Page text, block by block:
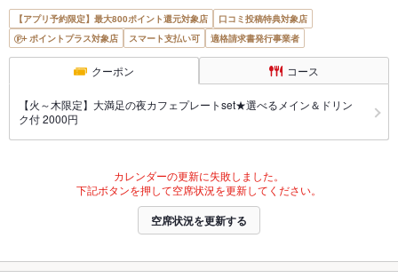
【アプリ予約限定】最大800ポイント還元対象店
口コミ投稿特典対象店
ポイントプラス対象店
スマート支払い可 適格請求書発行事業者
クーポン コース
【火～木限定】大満足の夜カフェプレートset★選べるメイン＆ドリン
ク付 2000円
カレンダーの更新に失敗しました。
下記ボタンを押して空席状況を更新してください。
空席状況を更新する